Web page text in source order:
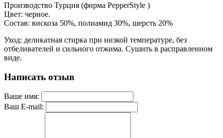
Производство Турция (фирма PepperStyle )
Цвет: черное.
Состав: вискоза 50%, полиамид 30%, шерсть 20%
Уход: деликатная стирка при низкой температуре, без
отбеливателей и сильного отжима. Сушить в расправленном
виде.
Написать отзыв
Ваше имя:
Ваш E-mail: